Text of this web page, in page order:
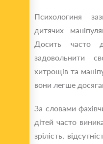
Психологиня
дитячих
Досить часто
задовольнити
хитрощів та
вони легше
За словами
дітей часто
зрілість,